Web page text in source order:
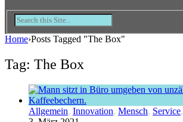
Home›Posts Tagged "The Box"
Tag: The Box
Allgemein, Innovation, Mensch, Service,